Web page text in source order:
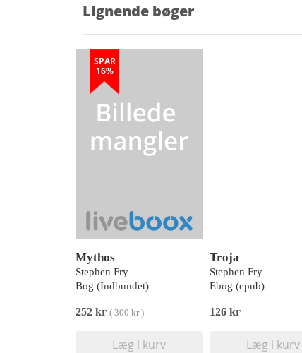
Lignende bøger
SPAR
16%
Mythos
Stephen Fry
Bog (Indbundet)
252 kr ( 300 kr)
Læg i kurv
Troja
Stephen Fry
Ebog (epub)
126 kr
Læg i kurv